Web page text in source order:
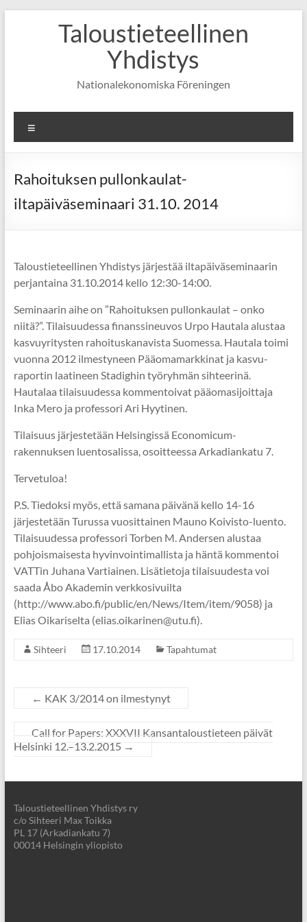
Taloustieteellinen
Yhdistys
Nationalekonomiska Föreningen
Rahoituksen pullonkaulat-
iltapäiväseminaari 31.10. 2014
Taloustieteellinen Yhdistys järjestää iltapäiväseminaarin
perjantaina 31.10.2014 kello 12:30-14:00.
Seminaarin aihe on ”Rahoituksen pullonkaulat – onko
niitä?”. Tilaisuudessa finanssineuvos Urpo Hautala alustaa
kasvuyritysten rahoituskanavista Suomessa. Hautala toimi
vuonna 2012 ilmestyneen Pääomamarkkinat ja kasvu-
raportin laatineen Stadighin työryhmän sihteerinä.
Hautalaa tilaisuudessa kommentoivat pääomasijoittaja
Inka Mero ja professori Ari Hyytinen.
Tilaisuus järjestetään Helsingissä Economicum-
rakennuksen luentosalissa, osoitteessa Arkadiankatu 7.
Tervetuloa!
P.S. Tiedoksi myös, että samana päivänä kello 14-16
järjestetään Turussa vuosittainen Mauno Koivisto-luento.
Tilaisuudessa professori Torben M. Andersen alustaa
pohjoismaisesta hyvinvointimallista ja häntä kommentoi
VATTin Juhana Vartiainen. Lisätietoja tilaisuudesta voi
saada Åbo Akademin verkkosivuilta
(http://www.abo.fi/public/en/News/Item/item/9058) ja
Elias Oikariselta (elias.oikarinen@utu.fi).
Sihteeri 17.10.2014 Tapahtumat
← KAK 3/2014 on ilmestynyt
Call for Papers: XXXVII Kansantaloustieteen päivät
Helsinki 12.–13.2.2015 →
Taloustieteellinen Yhdistys ry
c/o Sihteeri Max Toikka
PL 17 (Arkadiankatu 7)
00014 Helsingin yliopisto